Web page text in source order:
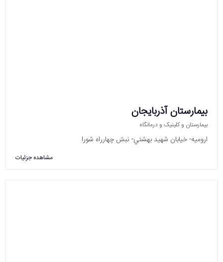
بیمارستان آذربایجان
بیمارستان و کلینیک و درمانگاه
اروميه- خيابان شهيد بهشتي- نبش چهارراه شورا
مشاهده جزئیات